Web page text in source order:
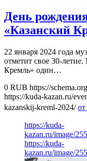
День
«Казанский
22 января 2024 года
отметит свое 30-
Кремль» один…
0 RUB https://
https://kuda-kazan.ru/
kazanskij-kreml-2024/
https://kuda-
kazan.ru/image/
https://kuda-
kazan.ru/image/